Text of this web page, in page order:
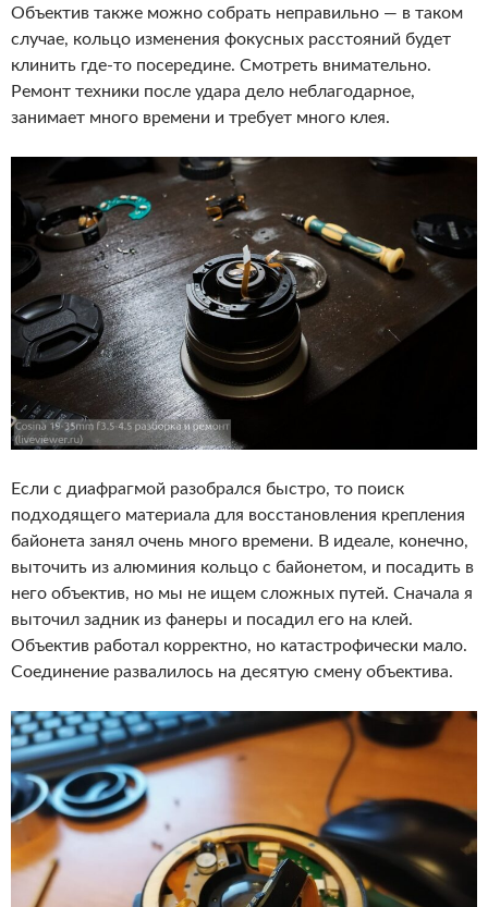
Объектив также можно собрать неправильно — в таком
случае, кольцо изменения фокусных расстояний будет
клинить где-то посередине. Смотреть внимательно.
Ремонт техники после удара дело неблагодарное,
занимает много времени и требует много клея.
Если с диафрагмой разобрался быстро, то поиск
подходящего материала для восстановления крепления
байонета занял очень много времени. В идеале, конечно,
выточить из алюминия кольцо с байонетом, и посадить в
него объектив, но мы не ищем сложных путей. Сначала я
выточил задник из фанеры и посадил его на клей.
Объектив работал корректно, но катастрофически мало.
Соединение развалилось на десятую смену объектива.